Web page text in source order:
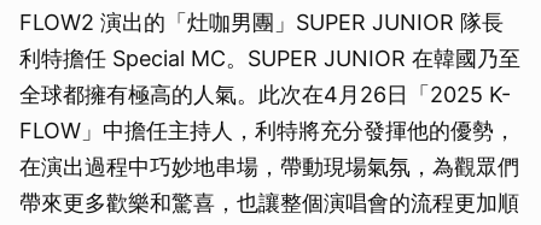
FLOW2 演出的「灶咖男團」SUPER JUNIOR 隊長
利特擔任 Special MC。SUPER JUNIOR 在韓國乃至
全球都擁有極高的人氣。此次在4月26日「2025 K-
FLOW」中擔任主持人，利特將充分發揮他的優勢，
在演出過程中巧妙地串場，帶動現場氣氛，為觀眾們
帶來更多歡樂和驚喜，也讓整個演唱會的流程更加順